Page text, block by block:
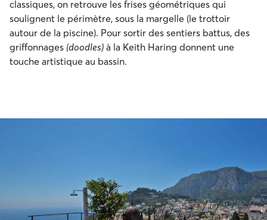
classiques, on retrouve les frises géométriques qui
soulignent le périmètre, sous la margelle (le trottoir
autour de la piscine). Pour sortir des sentiers battus, des
griffonnages (doodles) à la Keith Haring donnent une
touche artistique au bassin.